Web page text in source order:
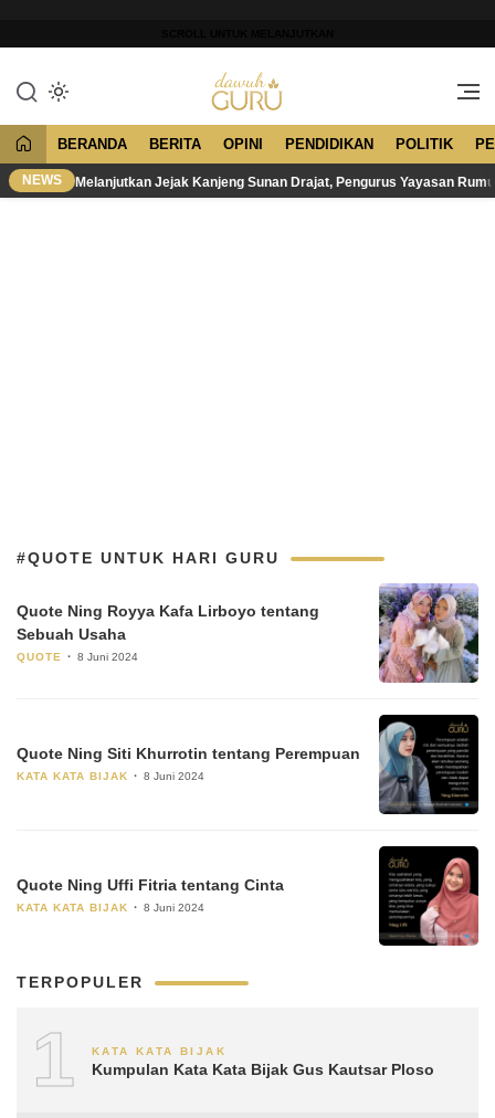
konten
Dawuh Guru
Merawat Tradisi, Membangun
BERANDA BERITA OPINI PENDIDIKAN POLITIK
NEWS Melanjutkan Jejak Kanjeng Sunan Drajat, Pengurus Yayasan
#QUOTE UNTUK HARI GURU
Quote Ning Royya Kafa Lirboyo tentang
Sebuah Usaha
QUOTE 8 Juni 2024
Quote Ning Siti Khurrotin tentang Perempuan
KATA KATA BIJAK 8 Juni 2024
Quote Ning Uffi Fitria tentang Cinta
KATA KATA BIJAK 8 Juni 2024
TERPOPULER
1 KATA KATA BIJAK
Kumpulan Kata Kata Bijak Gus Kautsar Ploso